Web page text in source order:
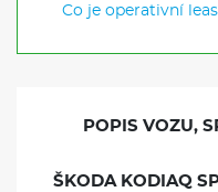
Co je operativní
POPIS VOZU,
ŠKODA KODIAQ